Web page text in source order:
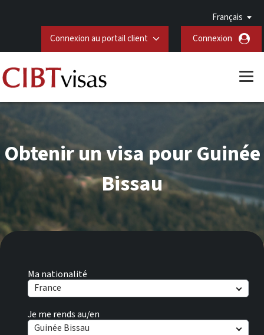
Français
Connexion au portail client
Connexion
Ma nationalité
France
Je me rends au/en
Guinée Bissau
Obtenir un visa pour Guinée
Bissau